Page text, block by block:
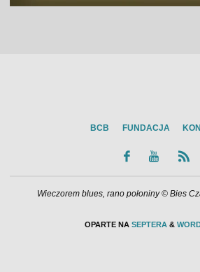
BCB FUNDACJA
Wieczorem blues, rano połoniny © Bies
OPARTE NA SEPTERA &